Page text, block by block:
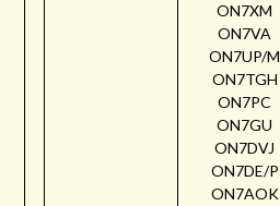
ON7XM
ON7VA
ON7UP/M
ON7TGH
ON7PC
ON7GU
ON7DVJ
ON7DE/P
ON7AOK